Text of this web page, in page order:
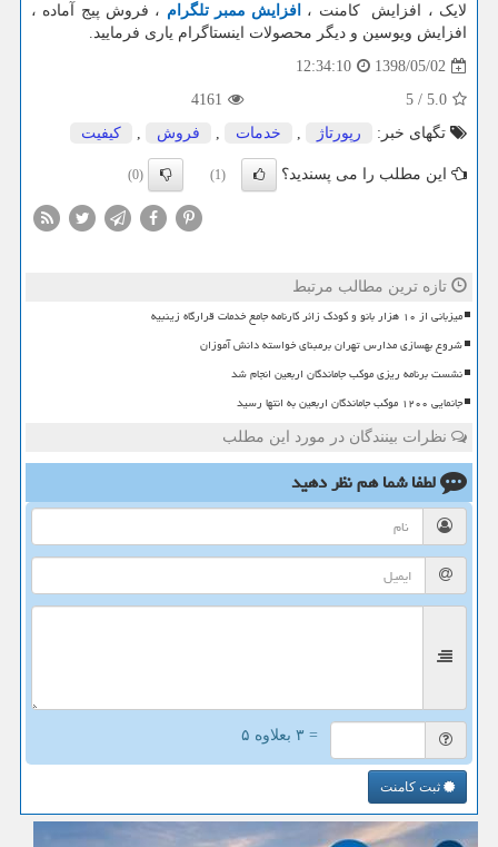
لایک ، افزایش کامنت ،
افزایش ممبر تلگرام ، فروش پیج آماده ،
افزایش ویوسین و دیگر محصولات اینستاگرام یاری فرمایید.
1398/05/02
12:34:10
5.0
/
5
4161
تگهای خبر:
رپورتاژ , خدمات , فروش , كیفیت
این مطلب را می پسندید؟ (1)
(0)
تازه ترین مطالب مرتبط
میزبانی از ۱۰ هزار بانو و کودک زائر کارنامه جامع خدمات قرارگاه زینبیه
شروع بهسازی مدارس تهران برمبنای خواسته دانش آموزان
نشست برنامه ریزی موکب جاماندگان اربعین انجام شد
جانمایی ۱۲۰۰ موکب جاماندگان اربعین به انتها رسید
نظرات بینندگان در مورد این مطلب
لطفا شما همنظر دهید
= ۳ بعلاوه ۵
ثبت کامنت